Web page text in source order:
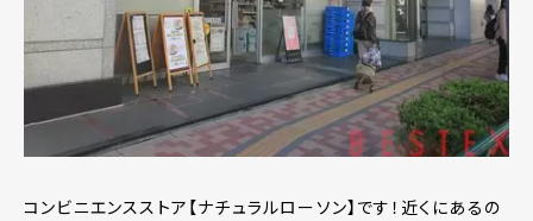
コンビニエンスストア【ナチュラルローソン】です！近くにあるの